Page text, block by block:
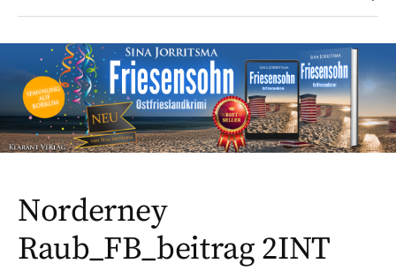
Norderney
Raub_FB_beitrag 2INT